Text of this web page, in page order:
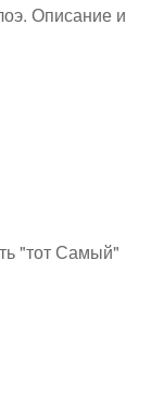
Описание и
"тот Самый"